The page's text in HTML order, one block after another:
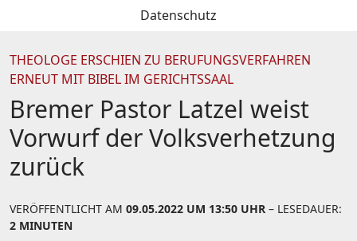
Datenschutz
THEOLOGE ERSCHIEN ZU BERUFUNGSVERFAHREN
ERNEUT MIT BIBEL IM GERICHTSSAAL
Bremer Pastor Latzel weist
Vorwurf der Volksverhetzung
zurück
VERÖFFENTLICHT AM 09.05.2022 UM 13:50 UHR – LESEDAUER:
2 MINUTEN